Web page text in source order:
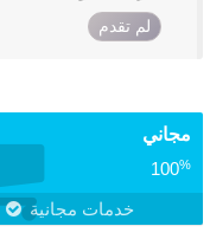
لم تقدم
مجاني
100%
خدمات مجانية